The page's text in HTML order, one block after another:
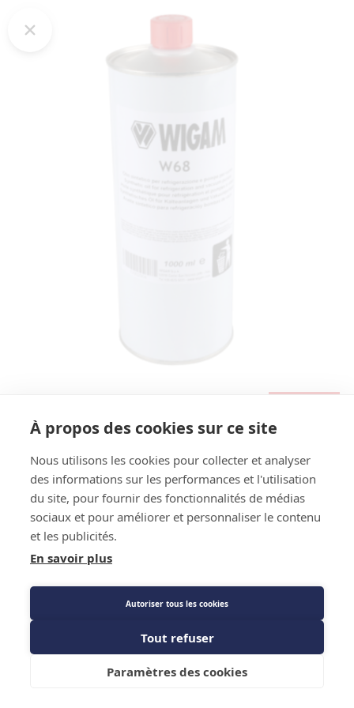
Référence Fournisseur : 906191
Code : 513460
Bidon de 1l huile polyester pompe à vide
Prix public
30,26 €TTC
Description détaillée
Caractéristiques techniques
Ajouter au panier
À propos des cookies sur ce site
Nous utilisons les cookies pour collecter et analyser
des informations sur les performances et l'utilisation
du site, pour fournir des fonctionnalités de médias
sociaux et pour améliorer et personnaliser le contenu
et les publicités.
En savoir plus
Autoriser tous les cookies
Tout refuser
Paramètres des cookies